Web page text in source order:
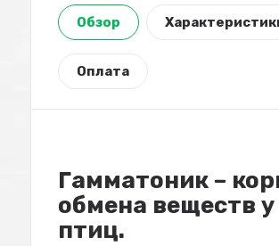
Обзор
Оплата
Гамматоник –
обмена веществ
птиц.